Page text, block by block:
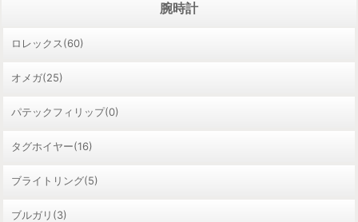
腕時計
ロレックス(60)
オメガ(25)
パテックフィリップ(0)
タグホイヤー(16)
ブライトリング(5)
ブルガリ(3)